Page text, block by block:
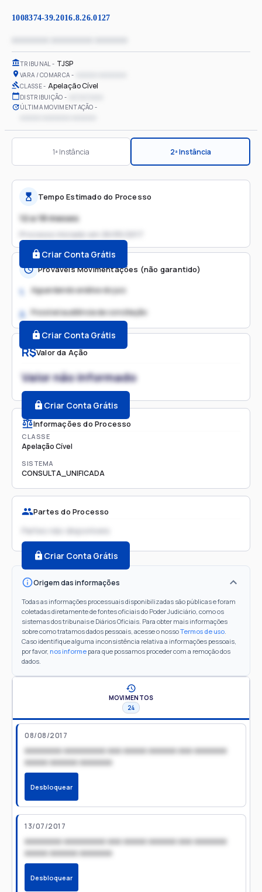
1008374-39.2016.8.26.0127
TRIBUNAL TJSP
VARA / COMARCA
CLASSE Apelação Cível
DISTRIBUIÇÃO
ÚLTIMA MOVIMENTAÇÃO
1ª Instância 2ª Instância
R$Valor da Ação
Valor não informado
Criar Conta Grátis
Informações do Processo
CLASSE
Apelação Cível
SISTEMA
CONSULTA_UNIFICADA
Partes do Processo
Partes não disponíveis
Criar Conta Grátis
Origem das informações
Todas as informações processuais disponibilizadas são públicas e foram
coletadas diretamente de fontes oficiais do Poder Judiciário, como os
sistemas dos tribunais e Diários Oficiais. Para obter mais informações
sobre como tratamos dados pessoais, acesse o nossoTermos de uso.
Caso identifique alguma inconsistência relativa a informações pessoais,
por favor, nos informe para que possamos proceder com a remoção dos
dados.
Tempo Estimado do Processo
12 a 18 meses
Processo iniciado em
Criar Conta Grátis
Prováveis Movimentações (não garantido)
1. Aguardando análise do juiz
2. Possível audiência de conciliação
Criar Conta Grátis
MOVIMENTOS
24
08/08/2017
xxxxxxxx xxxxxxxxx xxx xxxxx xxxxxx xxx xxxxxxx
xxxxx xxxxxx xxxxxxx
Desbloquear
13/07/2017
xxxxxxxx xxxxxxxxx xxx xxxxx xxxxxx xxx xxxxxxx
xxxxx xxxxxx xxxxxxx
Desbloquear